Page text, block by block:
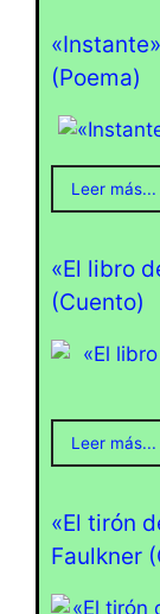
(Poema)
Leer más...
«El libro
(Cuento)
Leer más...
«El tirón
Faulkner